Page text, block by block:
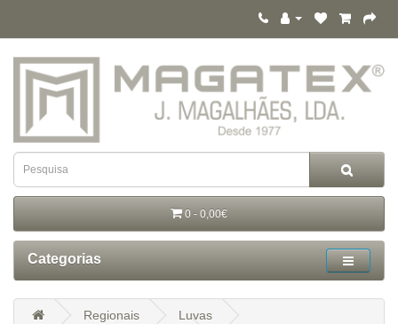
0 - 0,00€
Categorias
Regionais
Luvas